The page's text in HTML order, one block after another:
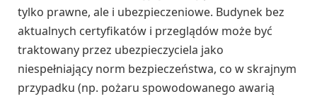
tylko prawne, ale i ubezpieczeniowe. Budynek bez
aktualnych certyfikatów i przeglądów może być
traktowany przez ubezpieczyciela jako
niespełniający norm bezpieczeństwa, co w skrajnym
przypadku (np. pożaru spowodowanego awarią